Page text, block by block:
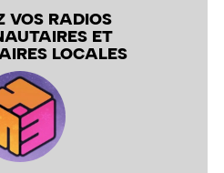
VOS RADIOS
ET
LOCALES